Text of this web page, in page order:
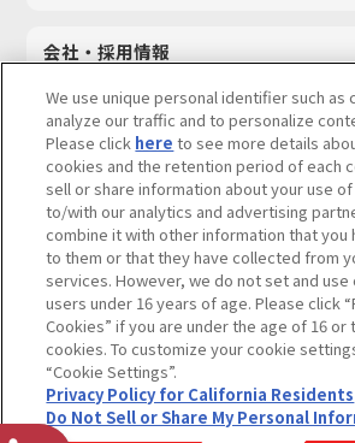
会社・採用情報
採用情報
サステナビリティ
お問い合わせ
ウェブサイトご利用条件 ソーシャルメディアポリシー
個人情報及び特定個人情報等の取り扱いに関する保
Do Not Sell or Share My Personal Information著作権
カスタマーハラスメントに対する基本的な対応方針
We use unique personal identifier such as
analyze our traffic and to personalize
Please click here to see more details
cookies and the retention period of each
sell or share information about your use
to/with our analytics and advertising
combine it with other information that you
to them or that they have collected from
services. However, we do not set and
users under 16 years of age. Please click
Cookies” if you are under the age of 16 or
cookies. To customize your cookie
“Cookie Settings”.
Privacy Policy for California Residents
Do Not Sell or Share My Personal